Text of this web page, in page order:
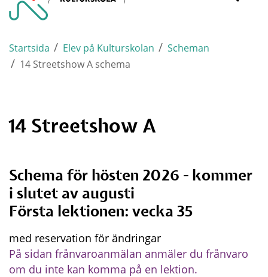
Startsida / Elev på Kulturskolan / Scheman
/ 14 Streetshow A schema
14 Streetshow A
Schema för hösten 2026 - kommer
i slutet av augusti
Första lektionen: vecka 35
med reservation för ändringar
På sidan frånvaroanmälan anmäler du frånvaro
om du inte kan komma på en lektion.